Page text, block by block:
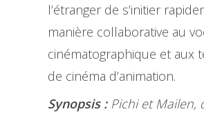
l’étranger de s’initier
manière collaborative au
cinématographique et aux
de cinéma d’animation.
Synopsis :Pichi et Mailen,